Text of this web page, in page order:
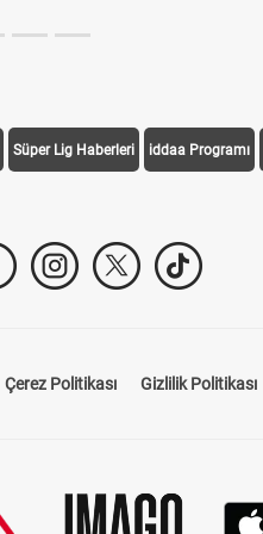
Süper Lig Haberleri iddaa Programı
Çerez Politikası Gizlilik Politikası